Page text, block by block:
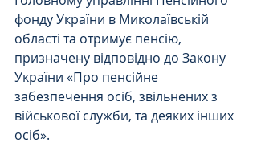
фонду України в Миколаївській
області та отримує пенсію,
призначену відповідно до Закону
України «Про пенсійне
забезпечення осіб, звільнених з
військової служби, та деяких інших
осіб».